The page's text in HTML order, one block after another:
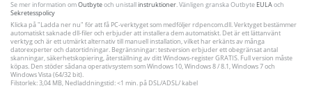
Se mer information omOutbyteoch unistallinstruktioner. Vänligen granska Outbyte EULAoch
Sekretesspolicy
Klicka på"Ladda ner nu" för att få PC-verktyget som medföljer rdpencom.dll. Verktyget bestämmer
automatiskt saknade dll-filer och erbjuder att installera dem automatiskt. Det är ett lättanvänt
verktyg och är ett utmärkt alternativ till manuell installation, vilket har erkänts av många
datorexperter och datortidningar. Begränsningar: testversion erbjuder ett obegränsat antal
skanningar, säkerhetskopiering, återställning av ditt Windows-register GRATIS. Full version måste
köpas. Den stöder sådana operativsystem som Windows 10, Windows 8 / 8.1, Windows 7 och
Windows Vista (64/32 bit).
Filstorlek: 3,04 MB, Nedladdningstid: <1 min. på DSL/ADSL/ kabel